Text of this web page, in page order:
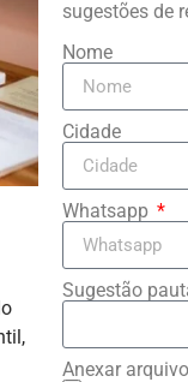
sugestões de
Nome
Cidade
Whatsapp
Sugestão
Anexar arquivo